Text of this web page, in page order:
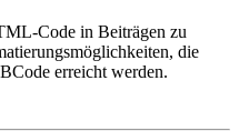
Code in Beiträgen zu
die
erreicht werden.